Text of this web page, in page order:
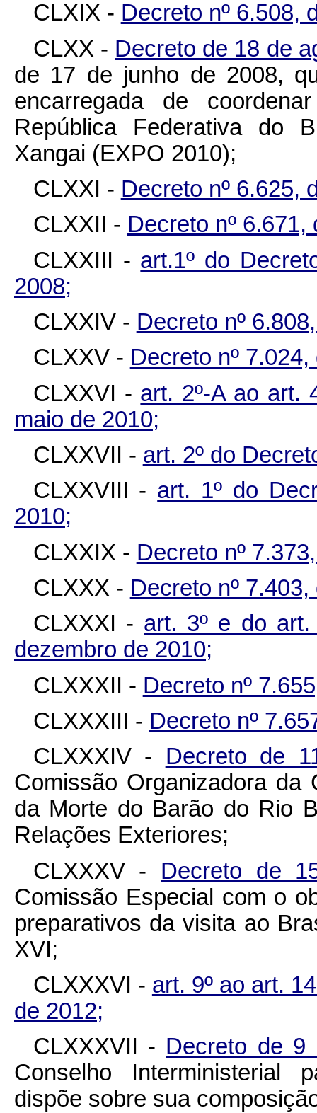
CLXIX - Decreto nº 6.508,
CLXX - Decreto de 18 de
de 17 de junho de 2008,
encarregada de
República Federativa do
Xangai (EXPO 2010);
CLXXI - Decreto nº 6.625,
CLXXII - Decreto nº 6.671,
CLXXIII - art.1º do
2008;
CLXXIV - Decreto nº
CLXXV - Decreto nº
CLXXVI - art. 2º-A ao art.
maio de 2010;
CLXXVII - art. 2º do
CLXXVIII - art. 1º do
2010;
CLXXIX - Decreto nº
CLXXX - Decreto nº
CLXXXI - art. 3º e do
dezembro de 2010;
CLXXXII - Decreto nº
CLXXXIII - Decreto nº
CLXXXIV - Decreto de
Comissão Organizadora da
da Morte do Barão do Rio
Relações Exteriores;
CLXXXV - Decreto de
Comissão Especial com o
preparativos da visita ao
XVI;
CLXXXVI - art. 9º ao art.
de 2012;
CLXXXVII - Decreto de
Conselho Interministerial
dispõe sobre sua